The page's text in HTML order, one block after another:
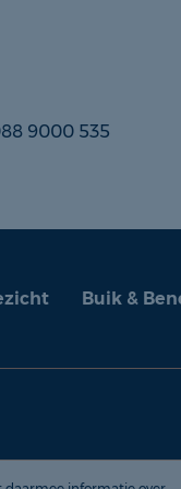
9000 535
Buik &
© 2026